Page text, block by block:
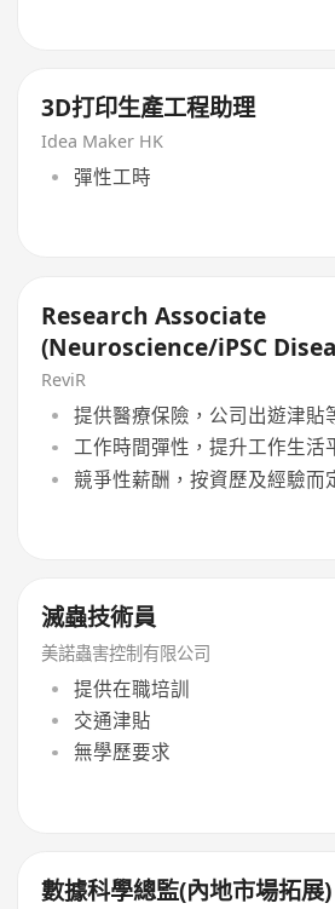
3D打印生產工程助理
Idea Maker HK
彈性工時
Research Associate
(Neuroscience/iPSC
Modeling)
ReviR
提供醫療保險，公司出遊津貼
工作時間彈性，提升工作生活
競爭性薪酬，按資歷及經驗而
滅蟲技術員
美諾蟲害控制有限公司
提供在職培訓
交通津貼
無學歷要求
數據科學總監(內地市場拓展)